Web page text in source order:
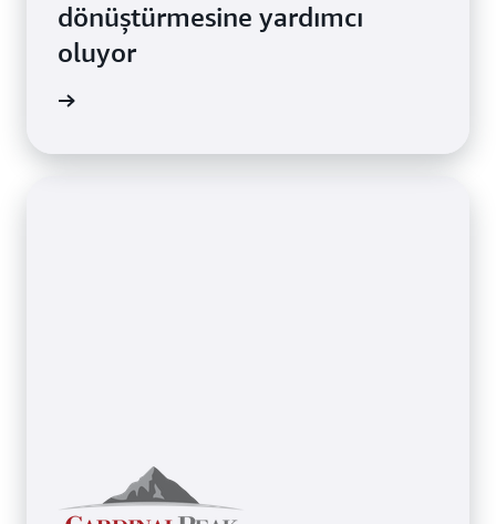
dönüştürmesine yardımcı
oluyor